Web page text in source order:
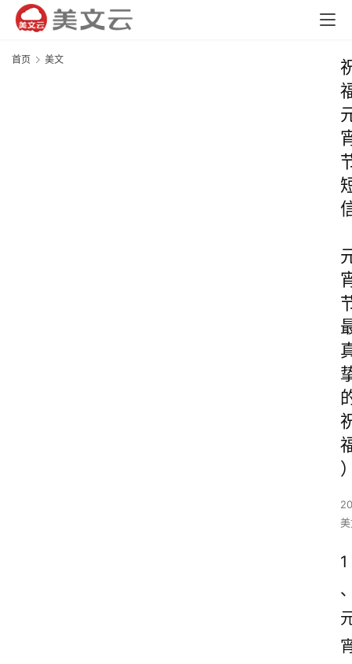
首页 美文
1